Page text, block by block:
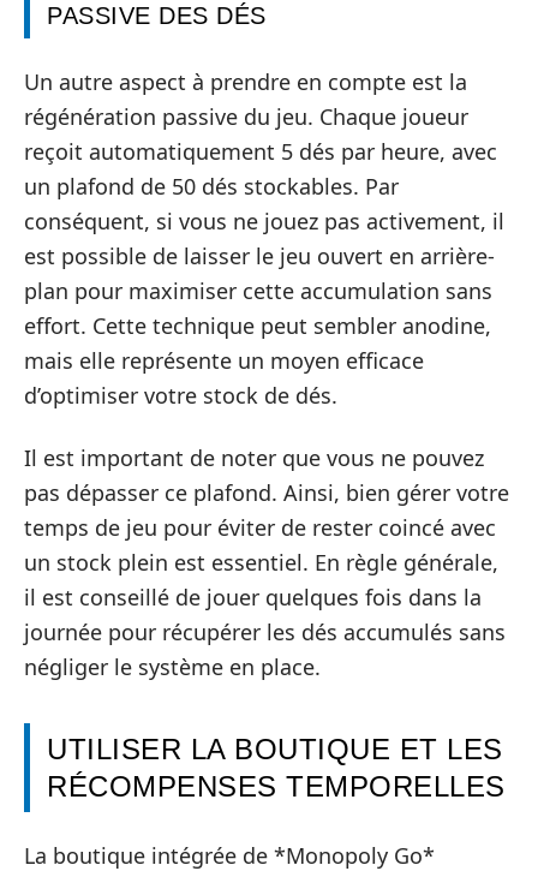
PASSIVE DES DÉS
Un autre aspect à prendre en compte est la
régénération passive du jeu. Chaque joueur
reçoit automatiquement 5 dés par heure, avec
un plafond de 50 dés stockables. Par
conséquent, si vous ne jouez pas activement, il
est possible de laisser le jeu ouvert en arrière-
plan pour maximiser cette accumulation sans
effort. Cette technique peut sembler anodine,
mais elle représente un moyen efficace
d’optimiser votre stock de dés.
Il est important de noter que vous ne pouvez
pas dépasser ce plafond. Ainsi, bien gérer votre
temps de jeu pour éviter de rester coincé avec
un stock plein est essentiel. En règle générale,
il est conseillé de jouer quelques fois dans la
journée pour récupérer les dés accumulés sans
négliger le système en place.
UTILISER LA BOUTIQUE ET LES
RÉCOMPENSES TEMPORELLES
La boutique intégrée de *Monopoly Go*